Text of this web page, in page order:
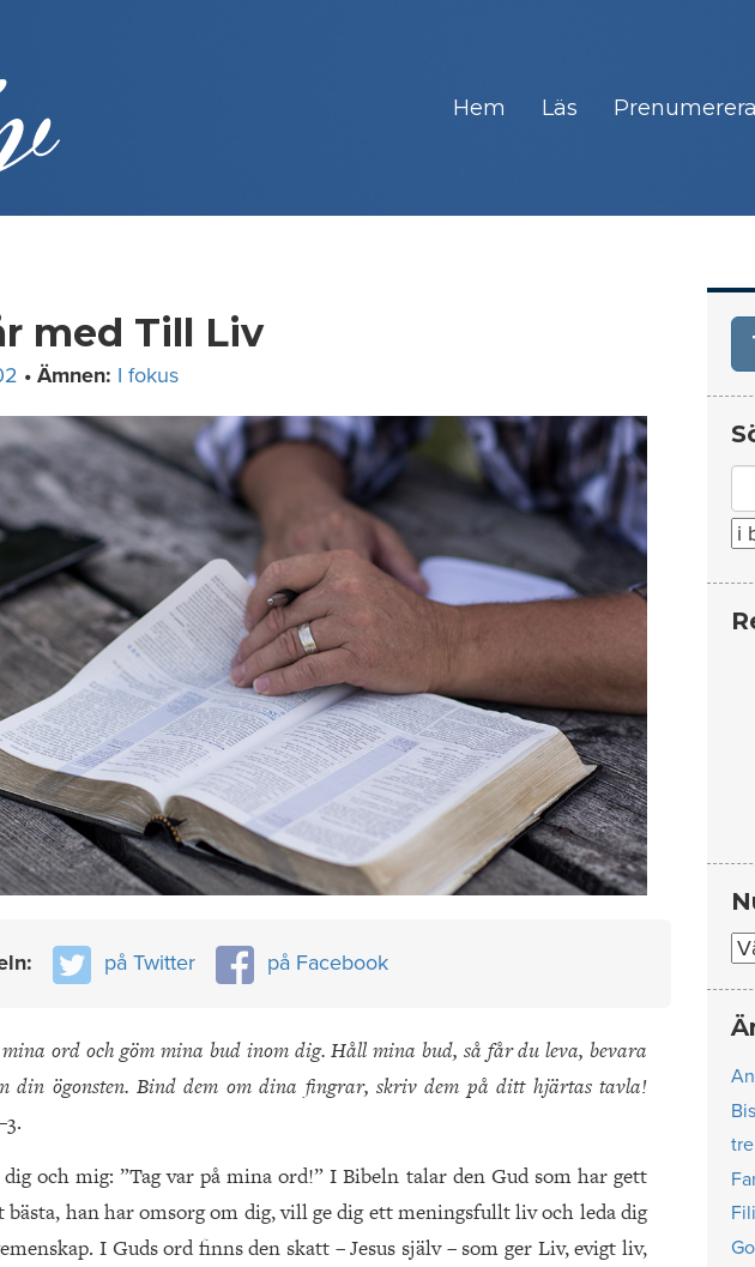
Hem Läs Prenumerera
med Till Liv
• Ämnen: I fokus
på Twitter på Facebook
ord och göm mina bud inom dig. Håll mina bud, så får du leva, bevara
din ögonsten. Bind dem om dina fingrar, skriv dem på ditt hjärtas tavla!
och mig: ”Tag var på mina ord!” I Bibeln talar den Gud som har gett
han har omsorg om dig, vill ge dig ett meningsfullt liv och leda dig
I Guds ord finns den skatt – Jesus själv – som ger Liv, evigt liv,